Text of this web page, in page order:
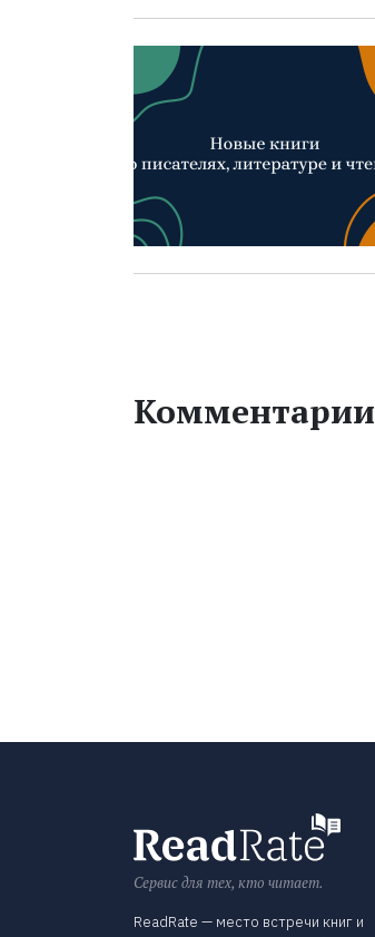
Комментарии
Сервис для тех, кто читает.
ReadRate — место встречи книг и